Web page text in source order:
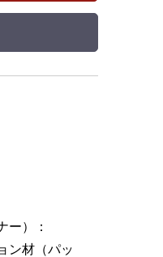
ー）：
ン材（パッ